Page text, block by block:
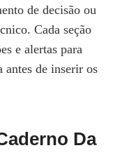
de decisão ou
Cada seção
e alertas para
antes de inserir os
Da